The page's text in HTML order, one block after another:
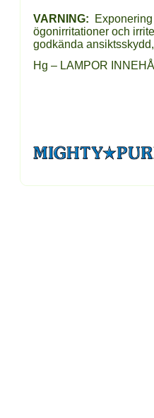
VARNING:
ögonirritationer och
godkända
Hg – LAMPOR